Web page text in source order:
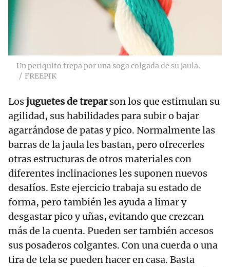
Un periquito trepa por una soga colgada de su jaula.
FREEPIK
Losjuguetes de treparson los que estimulan su
agilidad, sus habilidades para subir o bajar
agarrándose de patas y pico. Normalmente las
barras de la jaula les bastan, pero ofrecerles
otras estructuras de otros materiales con
diferentes inclinaciones les suponen nuevos
desafíos. Este ejercicio trabaja su estado de
forma, pero también les ayuda a limar y
desgastar pico y uñas, evitando que crezcan
más de la cuenta. Pueden ser también accesos
sus posaderos colgantes. Con una cuerda o una
tira de tela se pueden hacer en casa. Basta